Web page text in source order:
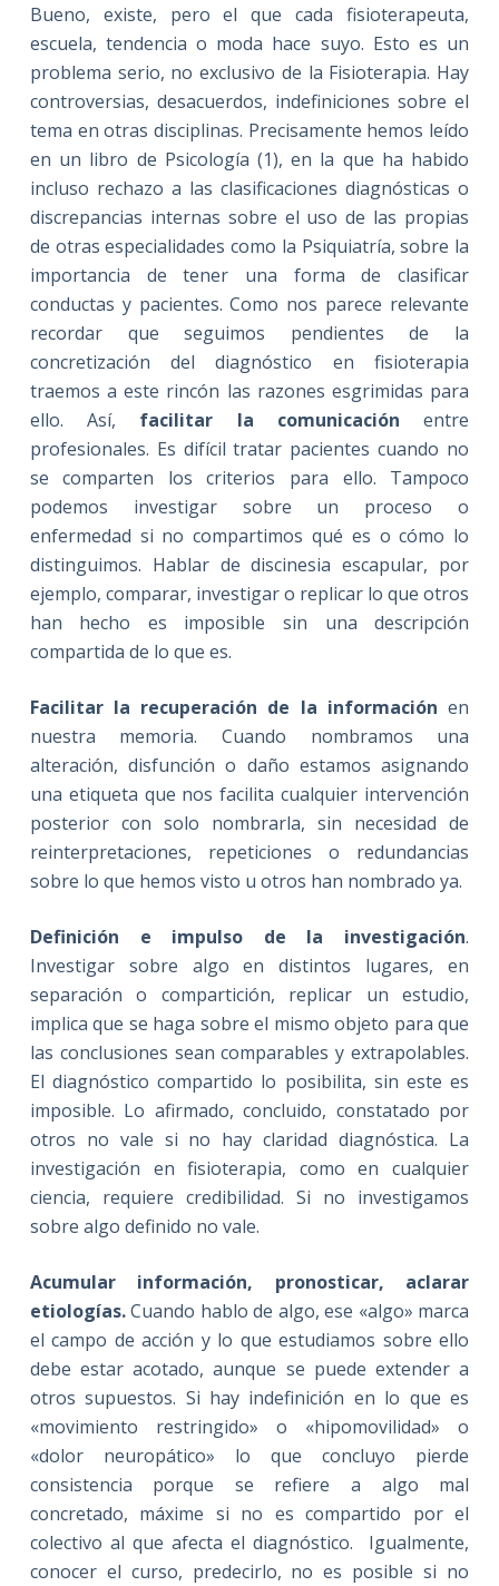
Bueno, existe, pero el que cada fisioterapeuta,
escuela, tendencia o moda hace suyo. Esto es un
problema serio, no exclusivo de la Fisioterapia. Hay
controversias, desacuerdos, indefiniciones sobre el
tema en otras disciplinas. Precisamente hemos leído
en un libro de Psicología (1), en la que ha habido
incluso rechazo a las clasificaciones diagnósticas o
discrepancias internas sobre el uso de las propias
de otras especialidades como la Psiquiatría, sobre la
importancia de tener una forma de clasificar
conductas y pacientes. Como nos parece relevante
recordar que seguimos pendientes de la
concretización del diagnóstico en fisioterapia
traemos a este rincón las razones esgrimidas para
ello. Así, facilitar la comunicación entre
profesionales. Es difícil tratar pacientes cuando no
se comparten los criterios para ello. Tampoco
podemos investigar sobre un proceso o
enfermedad si no compartimos qué es o cómo lo
distinguimos. Hablar de discinesia escapular, por
ejemplo, comparar, investigar o replicar lo que otros
han hecho es imposible sin una descripción
compartida de lo que es.
Facilitar la recuperación de la información en
nuestra memoria. Cuando nombramos una
alteración, disfunción o daño estamos asignando
una etiqueta que nos facilita cualquier intervención
posterior con solo nombrarla, sin necesidad de
reinterpretaciones, repeticiones o redundancias
sobre lo que hemos visto u otros han nombrado ya.
Definición e impulso de la investigación.
Investigar sobre algo en distintos lugares, en
separación o compartición, replicar un estudio,
implica que se haga sobre el mismo objeto para que
las conclusiones sean comparables y extrapolables.
El diagnóstico compartido lo posibilita, sin este es
imposible. Lo afirmado, concluido, constatado por
otros no vale si no hay claridad diagnóstica. La
investigación en fisioterapia, como en cualquier
ciencia, requiere credibilidad. Si no investigamos
sobre algo definido no vale.
Acumular información, pronosticar, aclarar
etiologías.Cuando hablo de algo, ese «algo» marca
el campo de acción y lo que estudiamos sobre ello
debe estar acotado, aunque se puede extender a
otros supuestos. Si hay indefinición en lo que es
«movimiento restringido» o «hipomovilidad» o
«dolor neuropático» lo que concluyo pierde
consistencia porque se refiere a algo mal
concretado, máxime si no es compartido por el
colectivo al que afecta el diagnóstico. Igualmente,
conocer el curso, predecirlo, no es posible si no